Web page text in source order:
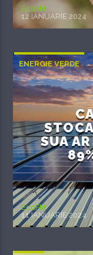
EcoFM
12 IANUARIE 2024
ENERGIE VERDE
SUA
EcoFM
11 IANUARIE 2024